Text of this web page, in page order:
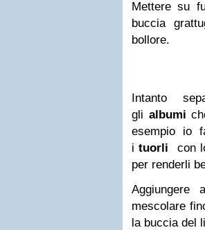
Mettere su
buccia
bollore.
Intanto
gli albumi
esempio io
ituorli con
per renderli
mescolare
la buccia del